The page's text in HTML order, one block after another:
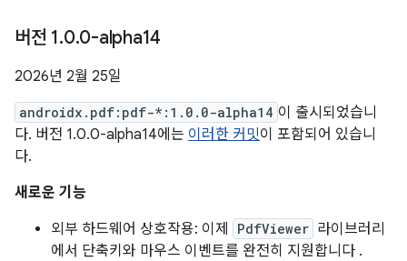
버전 1.0.0-alpha14
2026년 2월 25일
androidx.pdf:pdf-*:1.0.0-alpha14 이 출시되었습니
다. 버전 1.0.0-alpha14에는 이러한 커밋이 포함되어 있습니
다.
새로운 기능
외부 하드웨어 상호작용: 이제
PdfViewer 라이브러리
에서 단축키와 마우스 이벤트를 완전히 지원합니다 .